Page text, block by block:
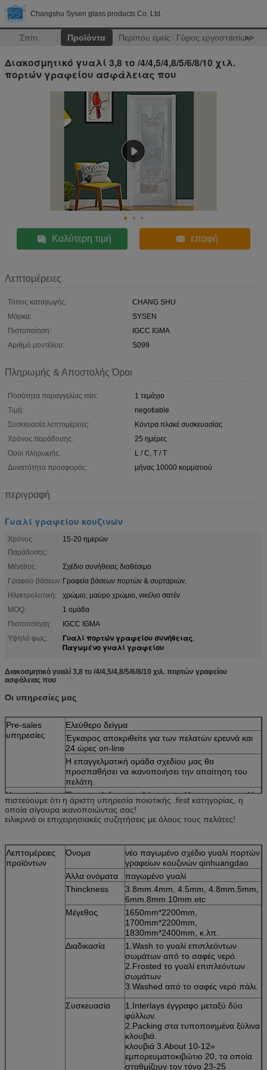
Changshu Sysen glass products Co. Ltd.
Σπίτι Προϊόντα Περίπου εμείς Γύρος εργοστασίων
>>
Διακοσμητικό γυαλί 3,8 το /4/4,5/4,8/5/6/8/10 χιλ.
πορτών γραφείου ασφάλειας που
Καλύτερη τιμή επαφή
Λεπτομέρειες
Τόπος καταγωγής:
CHANG SHU
Μάρκα:
SYSEN
Πιστοποίηση:
IGCC IGMA
Αριθμό μοντέλου:
S099
Πληρωμής & Αποστολής Όροι
Ποσότητα παραγγελίας min:
1 τεμάχιο
Τιμή:
negotiable
Συσκευασία λεπτομέρειες:
Κόντρα πλακέ συσκευασίας
Χρόνος παράδοσης:
25 ημέρες
Όροι πληρωμής:
L / C, T / T
Δυνατότητα προσφοράς:
μήνας 10000 κομματιού
περιγραφή
Γυαλί γραφείου κουζινών
Χρόνος
Παράδοσης:
15-20 ημερών
Μέγεθος:
Σχέδιο συνήθειας διαθέσιμο
Γραφείο βάσεων: Γραφεία βάσεων πορτών & συρταριών,
Ηλεκτρολυτική:
χρώμιο, μαύρο χρώμιο, νικέλιο σατέν
MOQ:
1 ομάδα
Πιστοποίηση:
IGCC IGMA
Υψηλό φως:
Γυαλί πορτών γραφείου συνήθειας,
Παγωμένο γυαλί γραφείου
Διακοσμητικό γυαλί 3,8 το /4/4,5/4,8/5/6/8/10 χιλ. πορτών γραφείου
ασφάλειας που
Οι υπηρεσίες μας
Pre-sales
υπηρεσίες
Ελεύθερο δείγμα
Έγκαιρος αποκριθείτε για των πελατών ερευνά και
24 ώρες on-line
Η επαγγελματική ομάδα σχεδίου μας θα
προσπαθήσει να ικανοποιήσει την απαίτηση του
πελάτη.
Υπηρεσίες
μεταπωλήσεων
Έγκαιρη delive και πλήρης ασφάλεια για τη ναυτιλία
στην πόρτα σας
Η ναυτιλία μπορεί να τακτοποιηθεί από την πλευρά
Οποιαδήποτε ερώτηση για τον επαγγελματία μπορεί
να είναι έγκαιρη τιθέμενη
10 έτη waranty για την ποιότητα
πιστεύουμε ότι η άριστη υπηρεσία ποιοτικής .first κατηγορίας, η
οποία σίγουρα ικανοποιώντας σας!
ειλικρινά οι επιχειρησιακές συζητήσεις με όλους τους πελάτες!
Λεπτομέρειες
προϊόντων
Όνομα
νέο παγωμένο σχέδιο γυαλί πορτών
γραφείων κουζινών qinhuangdao
Άλλα ονόματα
παγωμένο γυαλί
Thinckness
3.8mm.4mm, 4.5mm, 4.8mm.5mm,
6mm.8mm.10mm.etc
Μέγεθος
1650mm*2200mm,
1700mm*2200mm,
1830mm*2400mm, κ.λπ.
Διαδικασία
1.Wash το γυαλί επιπλεόντων
σωμάτων από το σαφές νερό.
2.Frosted το γυαλί επιπλεόντων
σωμάτων
3.Washed από το σαφές νερό πάλι.
Συσκευασία
1.Interlays έγγραφο μεταξύ δύο
φύλλων.
2.Packing στα τυποποιημένα ξύλινα
κλουβιά.
κλουβιά 3.About 10-12»
εμπορευματοκιβώτιο 20, τα οποία
σταθμίζουν τον τόνο 23-25